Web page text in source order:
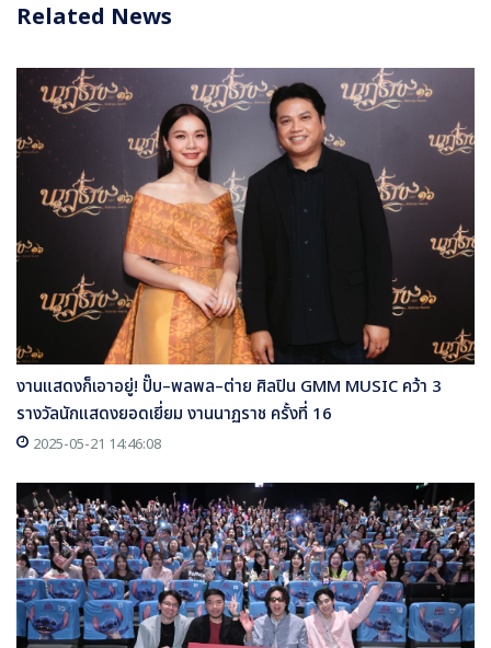
Related News
งานแสดงก็เอาอยู่! ปั๊บ–พลพล–ต่าย ศิลปิน GMM MUSIC คว้า 3
รางวัลนักแสดงยอดเยี่ยม งานนาฏราช ครั้งที่ 16
2025-05-21 14:46:08